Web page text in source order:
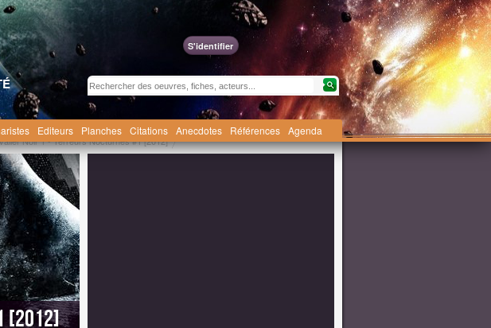
S'identifier
Editeurs Planches Citations Anecdotes Références Agenda
Noir 1 - Terreurs Nocturnes #1 [2012]
[2012]